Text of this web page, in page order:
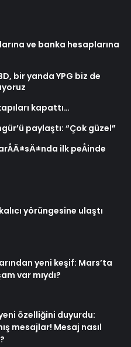
ve banka hesaplarına
bir yanda YPG biz de
kapattı…
paylaştı: “Çok güzel”
ilk peÅinde
yörüngesine ulaştı
yeni keşif: Mars’ta
var mıydı?
özelliğini duyurdu:
mesajlar! Mesaj nasıl